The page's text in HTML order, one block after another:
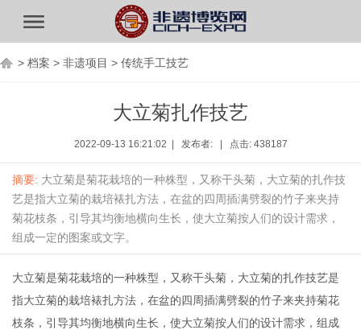
> 档案 > 非遗项目 > 传统手工技艺
大立菊扎作技艺
2022-09-13 16:21:02 | 发布者: | 点击: 438187
摘要: 大立菊是菊花栽培的一种株型，又称干头菊，大立菊的扎作技
艺是指大立菊的栽培裱扎方法，在盆的四周插满劈裂的竹子来夹持
菊花枝条，引导其均衡地横向生长，使大立菊按人们的设计需求，
组成一定的图案或文字。
大立菊是菊花栽培的一种株型，又称干头菊，大立菊的扎作技艺是
指大立菊的栽培裱扎方法，在盆的四周插满劈裂的竹子来夹持菊花
枝条，引导其均衡地横向生长，使大立菊按人们的设计需求，组成